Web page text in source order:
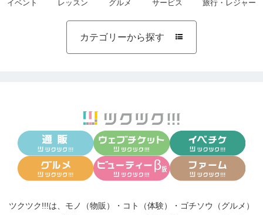
イベント レッスン グルメ サービス 旅行・レジャー
カテゴリーから探す 
ツクツク!!!は、 モノ（物販） ・ コト（体験） ・ ゴチソウ（グルメ）